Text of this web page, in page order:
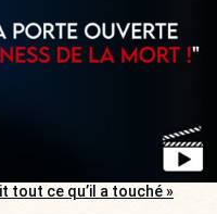
tout ce qu’il a touché »